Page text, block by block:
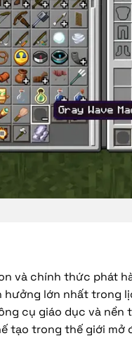
và chính thức phát
hưởng lớn nhất trong
cụ giáo dục và nền
tạo trong thế giới mở